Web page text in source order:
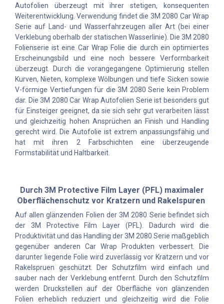
Autofolien überzeugt mit ihrer stetigen, konsequenten
Weiterentwicklung. Verwendung findet die 3M 2080 Car Wrap
Serie auf Land- und Wasserfahrzeugen aller Art (bei einer
Verklebung oberhalb der statischen Wasserlinie). Die 3M 2080
Folienserie ist eine Car Wrap Folie die durch ein optimiertes
Erscheinungsbild und eine noch bessere Verformbarkeit
überzeugt. Durch die vorangegangene Optimierung stellen
Kurven, Nieten, komplexe Wölbungen und tiefe Sicken sowie
V-förmige Vertiefungen für die 3M 2080 Serie kein Problem
dar. Die 3M 2080 Car Wrap Autofolien Serie ist besonders gut
für Einsteiger geeignet, da sie sich sehr gut verarbeiten lässt
und gleichzeitig hohen Ansprüchen an Finish und Handling
gerecht wird. Die Autofolie ist extrem anpassungsfähig und
hat mit ihren 2 Farbschichten eine überzeugende
Formstabilität und Haltbarkeit.
Durch 3M Protective Film Layer (PFL) maximaler
Oberflächenschutz vor Kratzern und Rakelspuren
Auf allen glänzenden Folien der 3M 2080 Serie befindet sich
der 3M Protective Film Layer (PFL). Dadurch wird die
Produktivität und das Handling der 3M 2080 Serie maßgeblich
gegenüber anderen Car Wrap Produkten verbessert. Die
darunter liegende Folie wird zuverlässig vor Kratzern und vor
Rakelspruen geschützt. Der Schutzfilm wird einfach und
sauber nach der Verklebung entfernt. Durch den Schutzfilm
werden Druckstellen auf der Oberfläche von glänzenden
Folien erheblich reduziert und gleichzeitig wird die Folie